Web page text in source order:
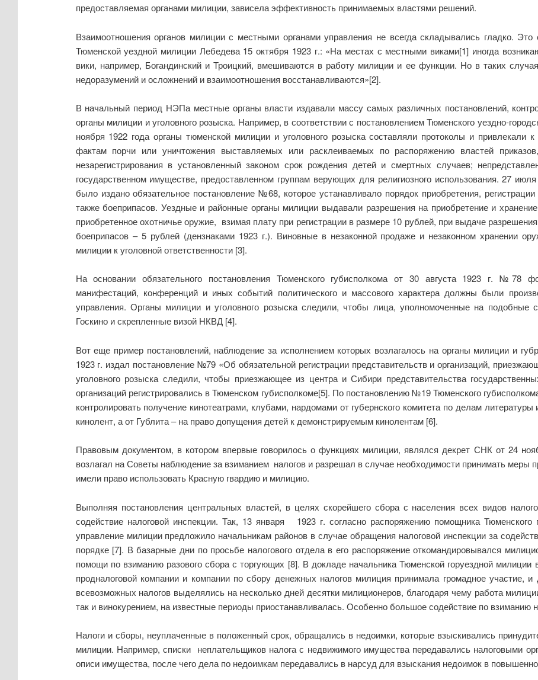
предоставляемая органами милиции, зависела эффективность принимаемых властями решений.
Взаимоотношения органов милиции с местными органами управления не всегда складывались гладко.
Тюменской уездной милиции Лебедева 15 октября 1923 г.: «На местах с местными виками[1] иногда
вики, например, Богандинский и Троицкий, вмешиваются в работу милиции и ее функции. Но в таких
недоразумений и осложнений и взаимоотношения восстанавливаются»[2].
В начальный период НЭПа местные органы власти издавали массу самых различных постановлений,
органы милиции и уголовного розыска. Например, в соответствии с постановлением Тюменского уездно-
ноября 1922 года органы тюменской милиции и уголовного розыска составляли протоколы и привлекали
фактам порчи или уничтожения выставляемых или расклеиваемых по распоряжению властей
незарегистрирования в установленный законом срок рождения детей и смертных случаев;
государственном имуществе, предоставленном группам верующих для религиозного использования. 27
было издано обязательное постановление №68, которое устанавливало порядок приобретения,
также боеприпасов. Уездные и районные органы милиции выдавали разрешения на приобретение и хранение
приобретенное охотничье оружие, взимая плату при регистрации в размере 10 рублей, при выдаче
боеприпасов – 5 рублей (дензнаками 1923 г.). Виновные в незаконной продаже и незаконном хранении
милиции к уголовной ответственности [3].
На основании обязательного постановления Тюменского губисполкома от 30 августа 1923 г. №78
манифестаций, конференций и иных событий политического и массового характера должны были
управления. Органы милиции и уголовного розыска следили, чтобы лица, уполномоченные на подобные
Госкино и скрепленные визой НКВД [4].
Вот еще пример постановлений, наблюдение за исполнением которых возлагалось на органы милиции и
1923 г. издал постановление №79 «Об обязательной регистрации представительств и организаций,
уголовного розыска следили, чтобы приезжающее из центра и Сибири представительства
организаций регистрировались в Тюменском губисполкоме[5]. По постановлению №19 Тюменского
контролировать получение кинотеатрами, клубами, нардомами от губернского комитета по делам
кинолент, а от Гублита – на право допущения детей к демонстрируемым кинолентам [6].
Правовым документом, в котором впервые говорилось о функциях милиции, являлся декрет СНК от 24
возлагал на Советы наблюдение за взиманием налогов и разрешал в случае необходимости принимать меры
имели право использовать Красную гвардию и милицию.
Выполняя постановления центральных властей, в целях скорейшего сбора с населения всех видов
содействие налоговой инспекции. Так, 13 января 1923 г. согласно распоряжению помощника Тюменского
управление милиции предложило начальникам районов в случае обращения налоговой инспекции за
порядке [7]. В базарные дни по просьбе налогового отдела в его распоряжение откомандировывался
помощи по взиманию разового сбора с торгующих [8]. В докладе начальника Тюменской горуездной милиции
продналоговой компании и компании по сбору денежных налогов милиция принимала громадное участие,
всевозможных налогов выделялись на несколько дней десятки милиционеров, благодаря чему работа
так и винокурением, на известные периоды приостанавливалась. Особенно большое содействие по взиманию
Налоги и сборы, неуплаченные в положенный срок, обращались в недоимки, которые взыскивались
милиции. Например, списки неплательщиков налога с недвижимого имущества передавались налоговыми
описи имущества, после чего дела по недоимкам передавались в нарсуд для взыскания недоимок в